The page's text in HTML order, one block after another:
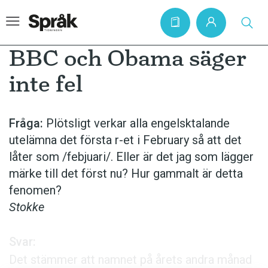
Artiklar
Krönikor
Språkfrågor
Skrivtips
Bokrecensioner
BBC och Obama säger
inte fel
Fråga: Plötsligt verkar alla engelsktalande
utelämna det första r-et i February så att det
låter som /febjuari/. Eller är det jag som lägger
märke till det först nu? Hur gammalt är detta
fenomen?
Stokke